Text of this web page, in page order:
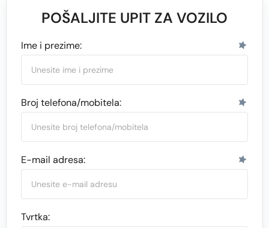
POŠALJITE UPIT ZA VOZILO
Ime i prezime:
Broj telefona/mobitela:
E-mail adresa:
Tvrtka: